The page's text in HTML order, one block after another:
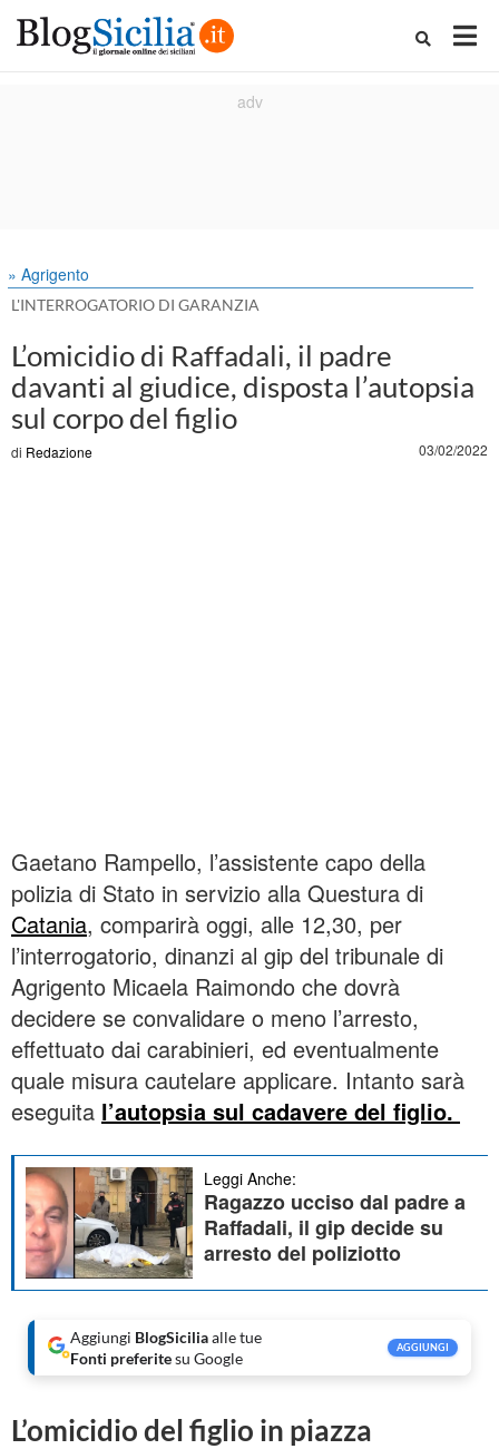
» Agrigento
L'INTERROGATORIO DI GARANZIA
L’omicidio di Raffadali, il padre
davanti al giudice, disposta l’autopsia
sul corpo del figlio
di Redazione 03/02/2022
Gaetano Rampello, l’assistente capo della
polizia di Stato in servizio alla Questura di
Catania, comparirà oggi, alle 12,30, per
l’interrogatorio, dinanzi al gip del tribunale di
Agrigento Micaela Raimondo che dovrà
decidere se convalidare o meno l’arresto,
effettuato dai carabinieri, ed eventualmente
quale misura cautelare applicare. Intanto sarà
eseguita l’autopsia sul cadavere del figlio.
Leggi Anche:
Ragazzo ucciso dal padre a
Raffadali, il gip decide su
arresto del poliziotto
Aggiungi BlogSiciliaalle tue
Fonti preferitesu Google
AGGIUNGI
L’omicidio del figlio in piazza